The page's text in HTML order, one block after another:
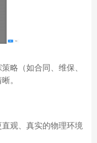
略（如合同、维保、
。
观、真实的物理环境